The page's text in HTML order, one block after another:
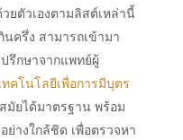
ยตัวเองตามลิสต์เหล่านี้
ครึ่ง สามารถเข้ามา
รึกษาจากแพทย์ผู้
คโนโลยีเพื่อการมีบุตร
มัยได้มาตรฐาน พร้อม
างใกล้ชิด เพื่อตรวจหา